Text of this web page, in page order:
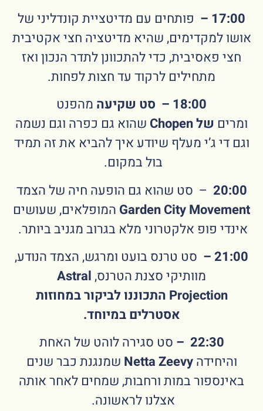
17:00 –
פותחים עם מדיטציית קונדליני של
אושו למקדימים, שהיא מדיטציה חצי אקטיבית
חצי פאסיבית, כדי להתכוונן לתדר הנכון ואז
מתחילים לרקוד עד חצות לפחות.
18:00 – סט שקיעה
מהפנט
ומרים של Chopen
שהוא גם כפרה וגם נשמה
וגם די ג’י מעלף שיודע איך להביא את זה תמיד
בול במקום.
20:00 – סט שהוא גם הופעה חיה של הצמד
Garden City Movement המופלאים, שעושים
אינדי פופ אלקטרוני מלא בגרוב מגניב ביותר.
21:00 –
סט טרנס בועט ומרגש, הצמד הנודע,
מוותיקי סצנת הטרנס,Astral
Projection התכוננו לביקור במחוזות
אסטרלים במיוחד.
22:30 –
סט סגירה לוהט של האחת
והיחידהNetta Zeevy שמנגנת כבר שנים
באינספור במות ורחבות, שמחים לאחר אותה
אצלנו לראשונה.